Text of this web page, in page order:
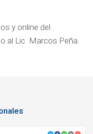
y online del
al Lic. Marcos Peña.